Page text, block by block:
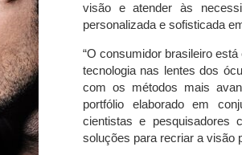
visão e atender às
personalizada e sofisticada
“O consumidor brasileiro
tecnologia nas lentes dos
com os métodos mais
portfólio elaborado em
cientistas e pesquisadores
soluções para recriar a visão